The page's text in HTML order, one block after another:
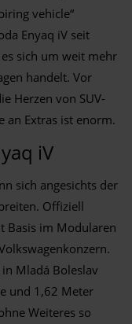
vehicle“
Enyaq iV seit
sich um weit mehr
handelt. Vor
Herzen von SUV-
an Extras ist enorm.
iV
sich angesichts der
Offiziell
Basis im Modularen
Mladá Boleslav
und 1,62 Meter
Weiteres so